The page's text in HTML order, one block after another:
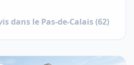
dans le Pas-de-Calais(62)